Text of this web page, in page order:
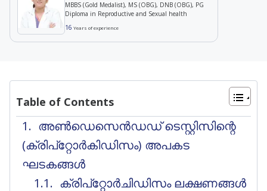
MBBS (Gold Medalist), MS (OBG), DNB (OBG), PG
Diploma in Reproductive and Sexual health
16 Years of experience
Table of Contents
അൺഡെസെൻഡഡ് ടെസ്റ്റിസിന്റെ
(ക്രിപ്റ്റോർകിഡിസം) അപകട
ഘടകങ്ങൾ
ക്രിപ്റ്റോർചിഡിസം ലക്ഷണങ്ങൾ